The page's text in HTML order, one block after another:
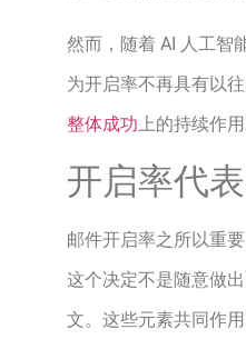
然而，随着 AI 人工智
为开启率不再具有以
整体成功上的持续作用
开启率代
邮件开启率之所以重
这个决定不是随意做
文。这些元素共同作